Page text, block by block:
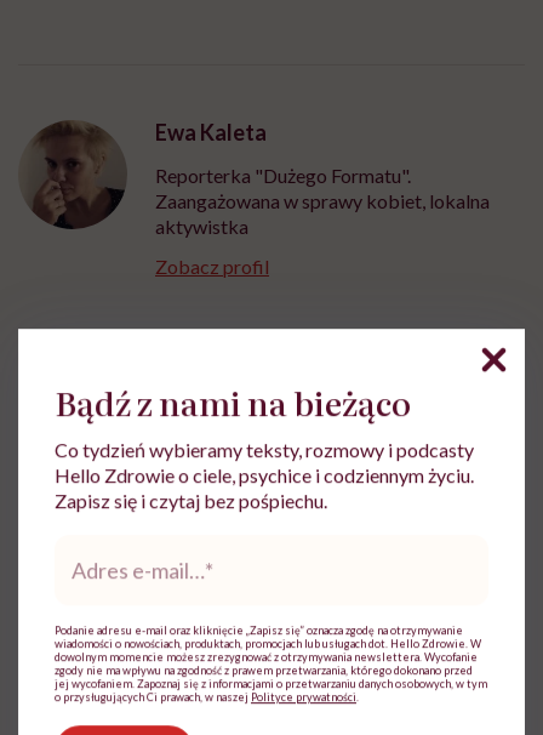
Ewa Kaleta
Reporterka "Dużego Formatu".
Zaangażowana w sprawy kobiet, lokalna
aktywistka
Zobacz profil
Powiązane tematy:
Choroby jamy ustnej Dziąsła
i
Treści zawarte w serwisie mają wyłącznie
charakter informacyjny i nie stanowią porady
lekarskiej. Pamiętaj, że w przypadku
Bądź z nami na bieżąco
Co tydzień wybieramy teksty, rozmowy i podcasty
Hello Zdrowie o ciele, psychice i codziennym życiu.
Zapisz się i czytaj bez pośpiechu.
*
Podanie adresu e-mail oraz kliknięcie „Zapisz się” oznacza zgodę na otrzymywanie
wiadomości o nowościach, produktach, promocjach lub usługach dot. Hello Zdrowie. W
dowolnym momencie możesz zrezygnować z otrzymywania newslettera. Wycofanie
zgody nie ma wpływu na zgodność z prawem przetwarzania, którego dokonano przed
jej wycofaniem. Zapoznaj się z informacjami o przetwarzaniu danych osobowych, w tym
o przysługujących Ci prawach, w naszej Polityce prywatności